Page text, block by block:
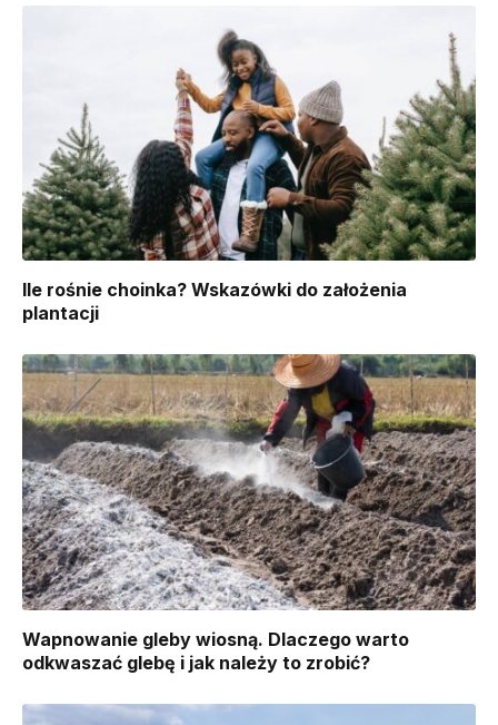
Ile rośnie choinka? Wskazówki do założenia
plantacji
Wapnowanie gleby wiosną. Dlaczego warto
odkwaszać glebę i jak należy to zrobić?